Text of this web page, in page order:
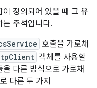
정의되어 있을 때 그 유
는 주석입니다.
호출을 가로채
객체를 사용할
다른 방식으로 가로채
다른 두 가지